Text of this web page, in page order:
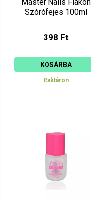
Master Nails Flakon
Szórófejes 100ml
398 Ft
KOSÁRBA
Raktáron